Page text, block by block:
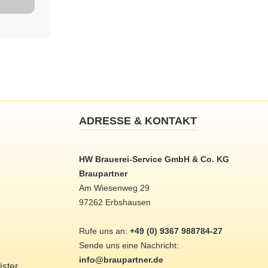
ADRESSE & KONTAKT
HW Brauerei-Service GmbH & Co. KG
Braupartner
Am Wiesenweg 29
97262 Erbshausen
Rufe uns an: +49 (0) 9367 988784-27
Sende uns eine Nachricht:
info@braupartner.de